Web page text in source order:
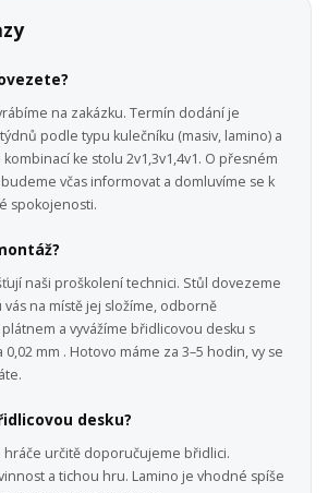
na zakázku. Termín dodání je
podle typu kulečníku (masiv, lamino) a
ke stolu 2v1,3v1,4v1. O přesném
včas informovat a domluvíme se k
spokojenosti.
naši proškolení technici. Stůl dovezeme
vás na místě jej složíme, odborně
a vyvážíme břidlicovou desku s
mm . Hotovo máme za 3–5 hodin, vy se
desku?
hráče určitě doporučujeme břidlici.
a tichou hru. Lamino je vhodné spíše